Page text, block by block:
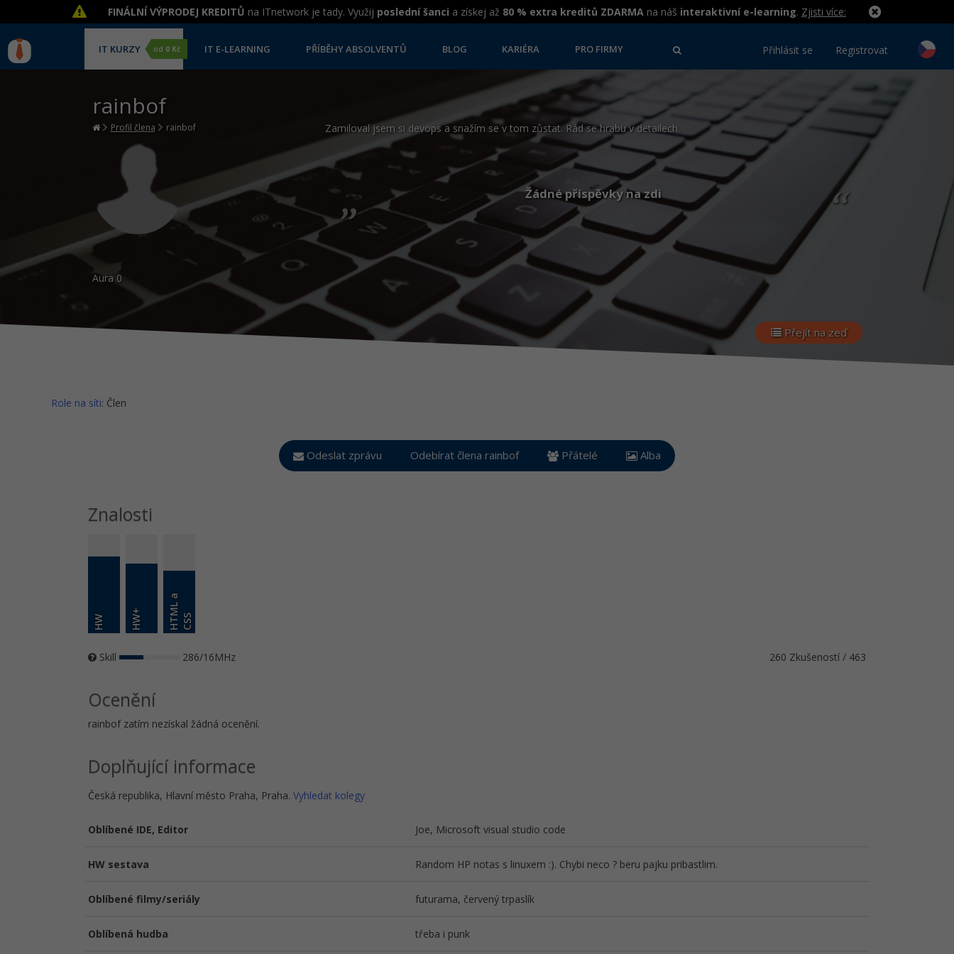
FINÁLNÍ VÝPRODEJ KREDITŮ na ITnetwork je tady. Využij poslední šanci a získej až 80 % extra kreditů ZDARMA na náš interaktivní e-learning. Zjisti více:
IT KURZY od 0 Kč IT E-LEARNING PŘÍBĚHY ABSOLVENTŮ BLOG KARIÉRA PRO FIRMY Přihlásit se Registrovat
rainbof
Profil člena rainbof
Aura 0
Zamiloval jsem si devops a snažím se v tom zůstat. Rád se hrabu v detailech.
„ “
Žádné příspěvky na zdi
Přejít na zeď
Role na síti: Člen
Odeslat zprávu Odebírat člena rainbof Přátelé Alba
Znalosti
HW HW+ H
T
M
L
a
C
S S
Skill 286/16MHz 260 Zkušeností / 463
Ocenění
rainbof zatím nezískal žádná ocenění.
Doplňující informace
Česká republika, Hlavní město Praha, Praha. Vyhledat kolegy
Oblíbené IDE, Editor Joe, Microsoft visual studio code
HW sestava Random HP notas s linuxem :). Chybi neco ? beru pajku pribastlim.
Oblíbené filmy/seriály futurama, červený trpaslík
Oblíbená hudba třeba i punk